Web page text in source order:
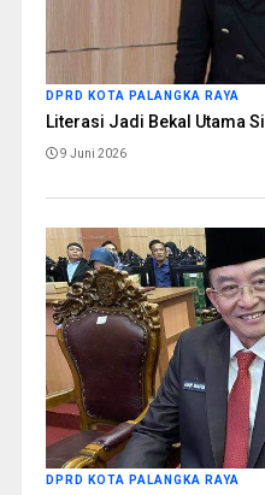
DPRD KOTA PALANGKA RAYA
Literasi Jadi Bekal Utama
9 Juni 2026
DPRD KOTA PALANGKA RAYA